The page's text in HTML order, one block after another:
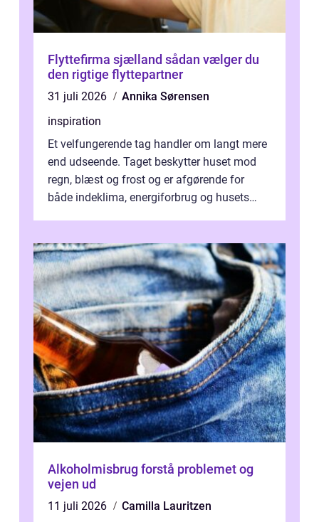
Flyttefirma sjælland sådan vælger du
den rigtige flyttepartner
31 juli 2026
Annika Sørensen
inspiration
Et velfungerende tag handler om langt mere
end udseende. Taget beskytter huset mod
regn, blæst og frost og er afgørende for
både indeklima, energiforbrug og husets
Alkoholmisbrug forstå problemet og
vejen ud
11 juli 2026
Camilla Lauritzen